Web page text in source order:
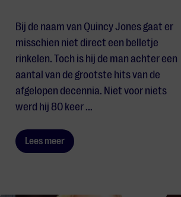
Bij de naam van Quincy Jones gaat er
misschien niet direct een belletje
rinkelen. Toch is hij de man achter een
aantal van de grootste hits van de
afgelopen decennia. Niet voor niets
werd hij 80 keer ...
Lees meer